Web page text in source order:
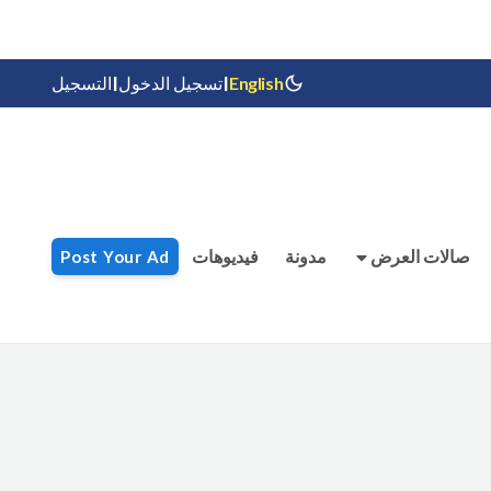
English
|تسجيل الدخول|التسجيل
صالات العرض مدونة فيديوهات Post Your Ad